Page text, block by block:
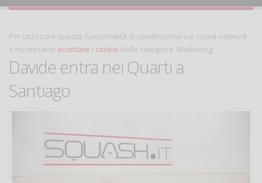
Per utilizzare questa funzionalità di condivisione sui social network
è necessario accettare i cookie della categoria 'Marketing'
Davide entra nei Quarti a
Santiago